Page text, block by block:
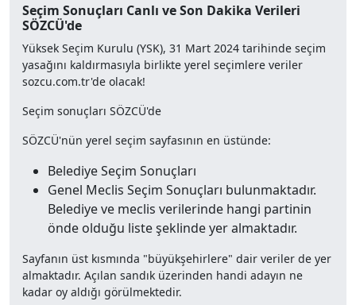
Seçim Sonuçları Canlı ve Son Dakika Verileri
SÖZCÜ'de
Yüksek Seçim Kurulu (YSK), 31 Mart 2024 tarihinde seçim
yasağını kaldırmasıyla birlikte yerel seçimlere veriler
sozcu.com.tr'de olacak!
Seçim sonuçları SÖZCÜ'de
SÖZCÜ'nün yerel seçim sayfasının en üstünde:
Belediye Seçim Sonuçları
Genel Meclis Seçim Sonuçları bulunmaktadır.
Belediye ve meclis verilerinde hangi partinin
önde olduğu liste şeklinde yer almaktadır.
Sayfanın üst kısmında "büyükşehirlere" dair veriler de yer
almaktadır. Açılan sandık üzerinden handi adayın ne
kadar oy aldığı görülmektedir.